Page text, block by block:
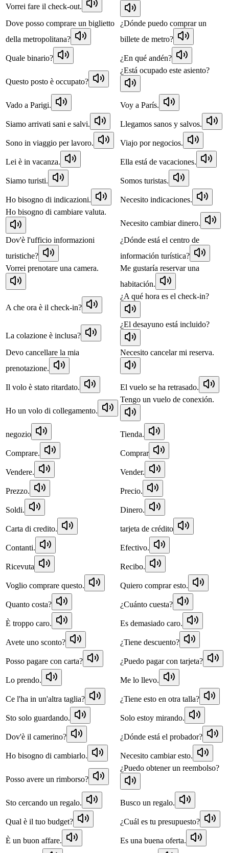
Vorrei fare il check-out.
Dove posso comprare un biglietto
della metropolitana?
¿Dónde puedo comprar un
billete de metro?
Quale binario? ¿En qué andén?
Questo posto è occupato?
¿Está ocupado este asiento?
Vado a Parigi. Voy a París.
Siamo arrivati sani e salvi. Llegamos sanos y salvos.
Sono in viaggio per lavoro. Viajo por negocios.
Lei è in vacanza. Ella está de vacaciones.
Siamo turisti. Somos turistas.
Ho bisogno di indicazioni.
Necesito indicaciones.
Ho bisogno di cambiare valuta.
Necesito cambiar dinero.
Dov'è l'ufficio informazioni
turistiche?
¿Dónde está el centro de
información turística?
Vorrei prenotare una camera.
Me gustaría reservar una
habitación.
A che ora è il check-in?
¿A qué hora es el check-in?
La colazione è inclusa?
¿El desayuno está incluido?
Devo cancellare la mia
prenotazione.
Necesito cancelar mi reserva.
Il volo è stato ritardato. El vuelo se ha retrasado.
Ho un volo di collegamento.
Tengo un vuelo de conexión.
negozio Tienda.
Comprare. Comprar
Vendere. Vender.
Prezzo. Precio.
Soldi. Dinero.
Carta di credito. tarjeta de crédito
Contanti. Efectivo.
Ricevuta Recibo.
Voglio comprare questo. Quiero comprar esto.
Quanto costa? ¿Cuánto cuesta?
È troppo caro. Es demasiado caro.
Avete uno sconto? ¿Tiene descuento?
Posso pagare con carta? ¿Puedo pagar con tarjeta?
Lo prendo. Me lo llevo.
Ce l'ha in un'altra taglia? ¿Tiene esto en otra talla?
Sto solo guardando. Solo estoy mirando.
Dov'è il camerino? ¿Dónde está el probador?
Ho bisogno di cambiarlo. Necesito cambiar esto.
Posso avere un rimborso?
¿Puedo obtener un reembolso?
Sto cercando un regalo. Busco un regalo.
Qual è il tuo budget? ¿Cuál es tu presupuesto?
È un buon affare. Es una buena oferta.